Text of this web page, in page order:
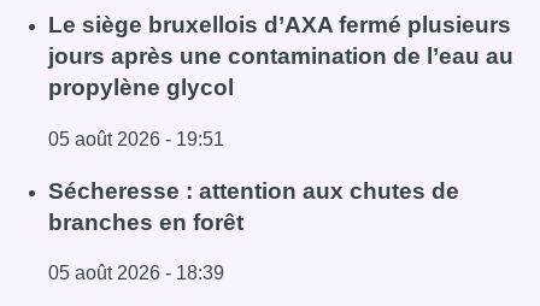
Le siège bruxellois d’AXA fermé plusieurs
jours après une contamination de l’eau au
propylène glycol
05 août 2026 - 19:51
Lire l'article Le siège bruxellois d’AXA fermé plusieurs
Sécheresse : attention aux chutes de
branches en forêt
05 août 2026 - 18:39